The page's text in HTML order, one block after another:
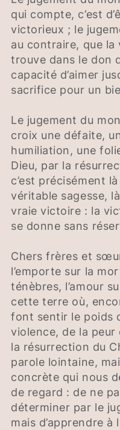
qui compte, c’est
victorieux ; le
au contraire, que
trouve dans le don
capacité d’aimer
sacrifice pour un
Le jugement du
croix une défaite,
humiliation, une
Dieu, par la
c’est précisément
véritable sagesse,
vraie victoire : la
se donne sans
Chers frères et
l’emporte sur la
ténèbres, l’amour
cette terre où,
font sentir le poids
violence, de la peur
la résurrection du
parole lointaine,
concrète qui nous
de regard : de ne
déterminer par le
mais d’apprendre à